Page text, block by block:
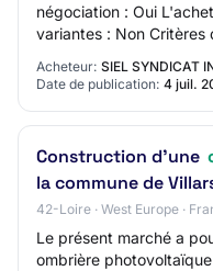
négociation : Oui
variantes : Non Critères
Acheteur: SIEL SYNDICAT
Date de publication: 4 juil.
Construction d'une
la commune de
42-Loire · West Europe ·
Le présent marché a
ombrière